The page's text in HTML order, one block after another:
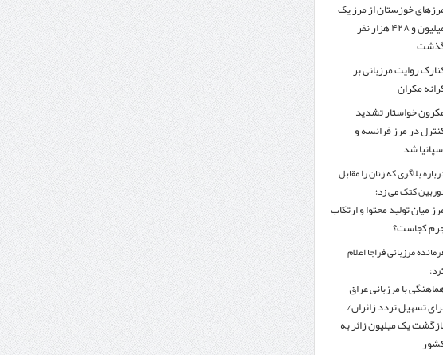
خوزستان از مرز یک
میلیون و ۴۲۸ هزار نفر
روایت مرزبانی بر
مکران
خواستار تشدید
در مرز فرانسه و
شد
بلاگری که زنان را مقابل
کتک می زد؛
میان تولید محتوا و ارتکاب
کجاست؟
مرزبانی فراجا اعلام
با مرزبانی عراق
تسهیل تردد زائران/
یک میلیون زائر به